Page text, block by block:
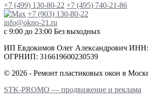
+7 (499) 130-80-22 +7 (495) 740-21-86
+7 (903) 130-80-22
info@okno-21.ru
с 9:00 до 23:00 Без выходных
ИП Евдокимов Олег Александрович ИНН:
ОГРНИП: 316619600230539
© 2026 - Ремонт пластиковых окон в
STK-PROMO — продвижение и реклама